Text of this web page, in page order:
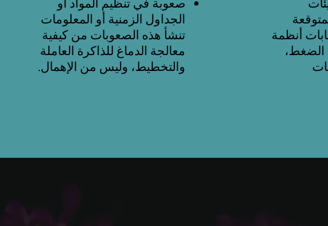
الجداول الزمنية أو المعلومات
تنشأ هذه الصعوبات من كيفية
معالجة الدماغ للذاكرة العاملة
والتخطيط، وليس من الإهمال.
أنظمة
الضغط،